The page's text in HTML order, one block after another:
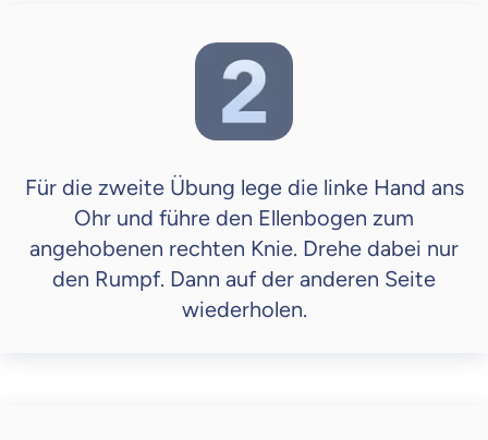
Für die zweite Übung lege die linke Hand ans
Ohr und führe den Ellenbogen zum
angehobenen rechten Knie. Drehe dabei nur
den Rumpf. Dann auf der anderen Seite
wiederholen.